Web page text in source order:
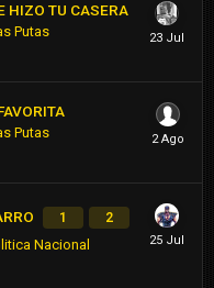
HIZO TU CASERA
Putas
Putas
1 2
Nacional